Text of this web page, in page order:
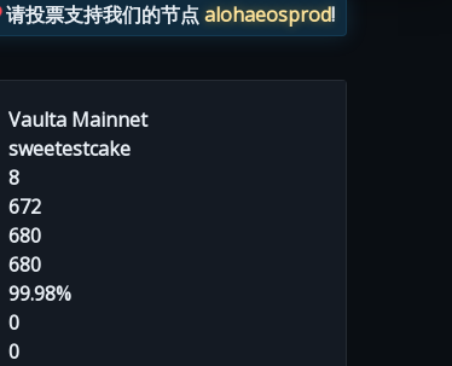
请投票支持我们的节点alohaeosprod!
Vaulta Mainnet
sweetestcake
8
672
680
680
99.98%
0
0